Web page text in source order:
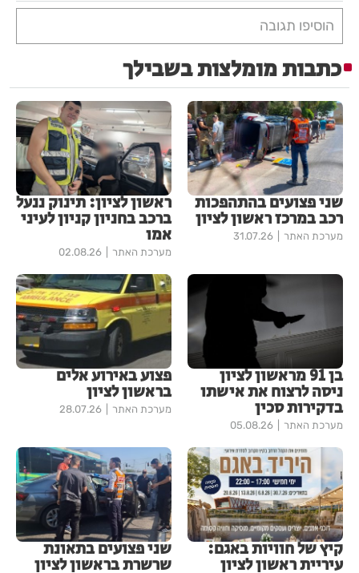
הוסיפו תגובה
כתבות מומלצות בשבילך
שני פצועים בהתהפכות
רכב במרכז ראשון לציון
מערכת האתר 31.07.26
ראשון לציון: תינוק ננעל
ברכב בחניון קניון לעיני
אמו
מערכת האתר 02.08.26
בן 91 מראשון לציון
ניסה לרצוח את אישתו
בדקירות סכין
מערכת האתר 05.08.26
פצוע באירוע אלים
בראשון לציון
מערכת האתר 28.07.26
קיץ של חוויות באגם:
עיריית ראשון לציון
שני פצועים בתאונת
שרשרת בראשון לציון